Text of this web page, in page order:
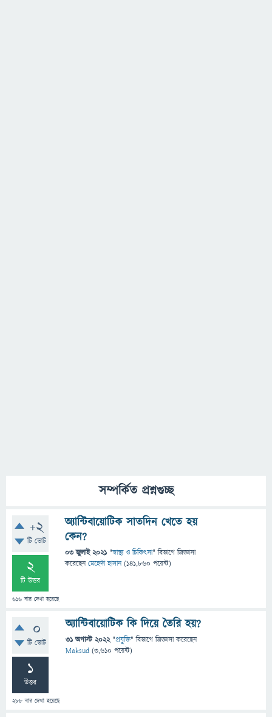
সম্পর্কিত প্রশ্নগুচ্ছ
+2
টি ভোট
2
টি উত্তর
616 বার দেখা হয়েছে
অ্যান্টিবায়োটিক সাতদিন খেতে হয়
কেন?
03 জুলাই 2021 "স্বাস্থ্য ও চিকিৎসা" বিভাগে জিজ্ঞাসা
করেছেনমেহেদী হাসান (141,860 পয়েন্ট)
0
টি ভোট
1
উত্তর
288 বার দেখা হয়েছে
অ্যান্টিবায়োটিক কি দিয়ে তৈরি হয়?
31 অগাস্ট 2022 "প্রযুক্তি" বিভাগে জিজ্ঞাসাকরেছেন
Maksud (3,610 পয়েন্ট)